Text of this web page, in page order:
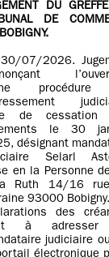
DU
DE
07/2026.
de cessation
le 30
désignant
Selarl
en la Personne
Ruth 14/16
93000
des
à adresser
judiciaire